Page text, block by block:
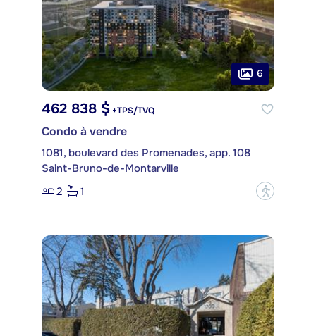
6
462 838 $ +TPS/TVQ
Condo à vendre
1081, boulevard des Promenades, app. 108
Saint-Bruno-de-Montarville
2
1 ?